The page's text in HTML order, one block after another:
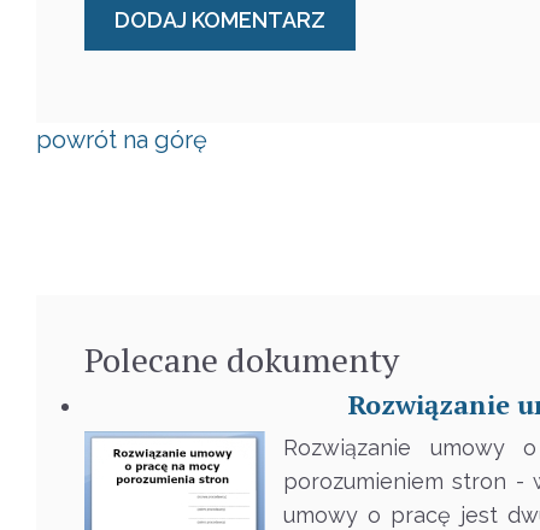
powrót na górę
Polecane dokumenty
Rozwiązanie
Rozwiązanie umowy
porozumieniem stron -
umowy o pracę jest